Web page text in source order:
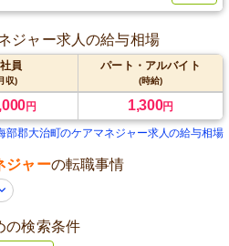
ジャー求人の給与相場
員
収)
パート・アルバイト
(時給)
円 1,300円
部郡大治町のケアマネジャー求人の給与相場
ジャーの転職事情
の検索条件